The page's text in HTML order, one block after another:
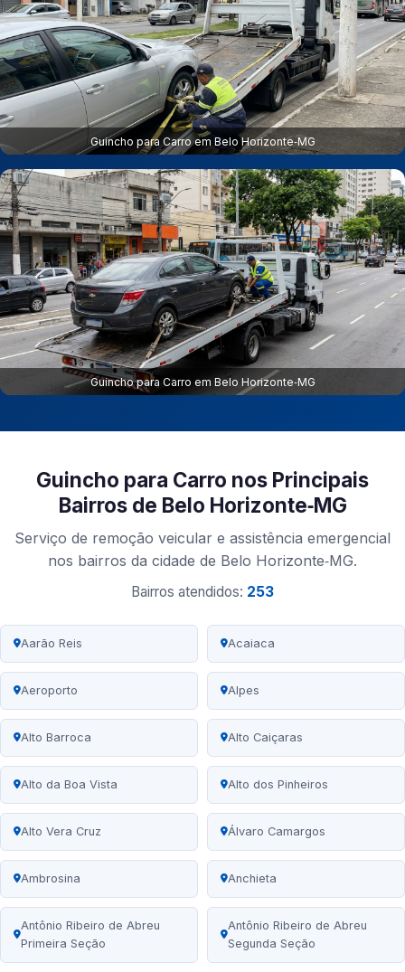
Guincho para Carro em Belo Horizonte‑MG
Guincho para Carro em Belo Horizonte‑MG
Guincho para Carro nos Principais
Bairros de Belo Horizonte‑MG
Serviço de remoção veicular e assistência emergencial
nos bairros da cidade de Belo Horizonte‑MG.
Bairros atendidos: 253
Aarão Reis Acaiaca
Aeroporto Alpes
Alto Barroca Alto Caiçaras
Alto da Boa Vista Alto dos Pinheiros
Alto Vera Cruz Álvaro Camargos
Ambrosina Anchieta
Antônio Ribeiro de Abreu
Primeira Seção
Antônio Ribeiro de Abreu
Segunda Seção